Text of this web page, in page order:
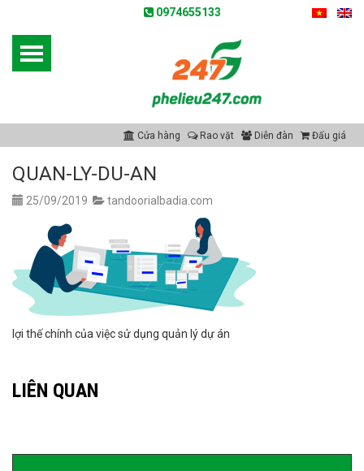
0974655133
Cửa hàng Rao vặt Diễn đàn Đấu giá
QUAN-LY-DU-AN
25/09/2019 tandoorialbadia.com
lợi thế chính của việc sử dụng quản lý dự án
LIÊN QUAN